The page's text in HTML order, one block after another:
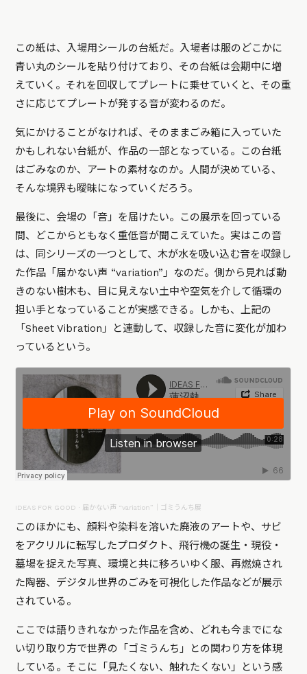
この紙は、入場用シールの台紙だ。入場者は服のどこかに
青い丸のシールを貼り付けており、その台紙は会期中に増
えていく。それを回収してプレートに乗せていくと、その重
さに応じてプレートが発する音が変わるのだ。
気にかけることがなければ、そのままごみ箱に入っていた
かもしれない台紙が、作品の一部となっている。この台紙
はごみなのか、アートの素材なのか。人間が決めている、
そんな境界も曖昧になっていくだろう。
最後に、会場の「音」を届けたい。この展示を回っている
間、どこからともなく重低音が聞こえていた。実はこの音
は、同シリーズの一つとして、木が水を吸い込む音を収録し
た作品「届かない声 “variation”」なのだ。側から見れば動
きのない樹木も、目に見えない土中や空気を介して循環の
担い手となっていることが実感できる。しかも、上記の
「Sheet Vibration」と連動して、収録した音に変化が加わ
っているという。
IDEAS FOR GOOD · 届かない声 “variation”｜ゴミうんち展
このほかにも、顔料や染料を溶いた廃液のアートや、サビ
をアクリルに転写したプロダクト、飛行機の誕生・現役・
墓場を捉えた写真、環境と共に移ろいゆく服、再燃焼され
た陶器、デジタル世界のごみを可視化した作品などが展示
されている。
ここでは語りきれなかった作品を含め、どれも今までにな
い切り取り方で世界の「ゴミうんち」との関わり方を体現
している。そこに「見たくない、触れたくない」という感